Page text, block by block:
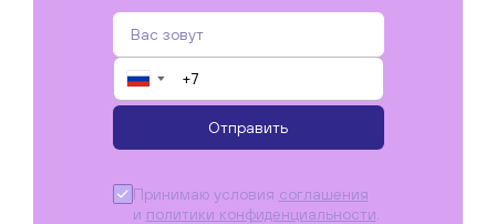
▼
Отправить
Принимаю условия соглашения
и политики конфиденциальности